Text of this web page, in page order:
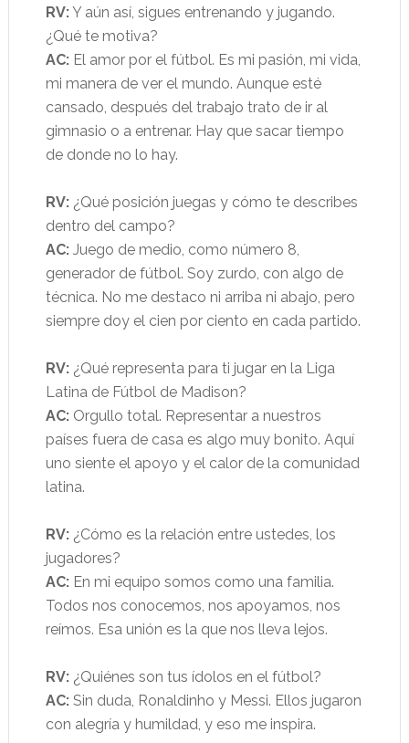
RV:Y aún así, sigues entrenando y jugando.
¿Qué te motiva?
AC:El amor por el fútbol. Es mi pasión, mi vida,
mi manera de ver el mundo. Aunque esté
cansado, después del trabajo trato de ir al
gimnasio o a entrenar. Hay que sacar tiempo
de donde no lo hay.
RV:¿Qué posición juegas y cómo te describes
dentro del campo?
AC:Juego de medio, como número 8,
generador de fútbol. Soy zurdo, con algo de
técnica. No me destaco ni arriba ni abajo, pero
siempre doy el cien por ciento en cada partido.
RV:¿Qué representa para ti jugar en la Liga
Latina de Fútbol de Madison?
AC:Orgullo total. Representar a nuestros
países fuera de casa es algo muy bonito. Aquí
uno siente el apoyo y el calor de la comunidad
latina.
RV:¿Cómo es la relación entre ustedes, los
jugadores?
AC:En mi equipo somos como una familia.
Todos nos conocemos, nos apoyamos, nos
reímos. Esa unión es la que nos lleva lejos.
RV:¿Quiénes son tus ídolos en el fútbol?
AC:Sin duda, Ronaldinho y Messi. Ellos jugaron
con alegría y humildad, y eso me inspira.